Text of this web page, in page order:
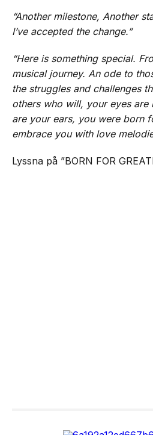
“Another milestone, Another
I’ve accepted the change.”
“Here is something special.
musical journey. An ode to
the struggles and challenges
others who will, your eyes
are your ears, you were born
embrace you with love
Lyssna på ”BORN FOR